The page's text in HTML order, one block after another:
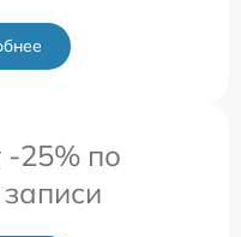
25% по